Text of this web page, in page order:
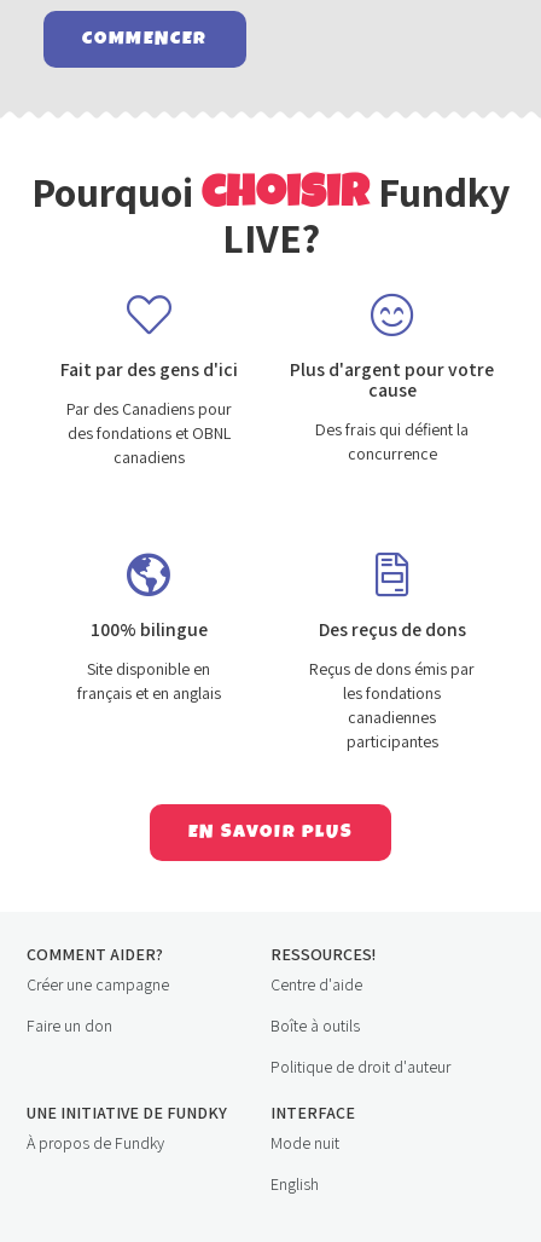
COMMENCER
Pourquoi choisirFundky
LIVE?
Fait par des gens d'ici
Par des Canadiens pour
des fondations et OBNL
canadiens
Plus d'argent pour votre
cause
Des frais qui défient la
concurrence
100% bilingue
Site disponible en
français et en anglais
Des reçus de dons
Reçus de dons émis par
les fondations
canadiennes
participantes
EN SAVOIR PLUS
COMMENT AIDER?
Créer une campagne
Faire un don
RESSOURCES!
Centre d'aide
Boîte à outils
Politique de droit d'auteur
UNE INITIATIVE DE FUNDKY
À propos de Fundky
INTERFACE
Mode nuit
English